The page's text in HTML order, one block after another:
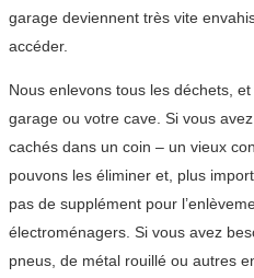
garage deviennent très vite
accéder.
Nous enlevons tous les déchets,
garage ou votre cave. Si vous
cachés dans un coin – un vieux
pouvons les éliminer et, plus
pas de supplément pour
électroménagers. Si vous avez
pneus, de métal rouillé ou autres